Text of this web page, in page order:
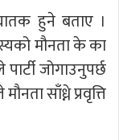
घातक हुने बताए ।
मौनता के का
जोगाउनुपर्छ
साँध्ने प्रवृत्ति